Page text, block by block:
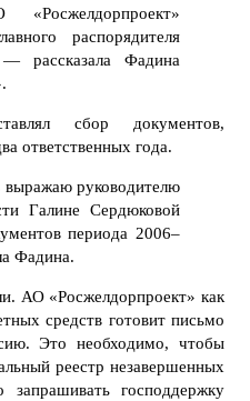
распорядителя
рассказала Фадина
сбор документов,
ответственных года.
выражаю руководителю
Галине Сердюковой
периода 2006–
Фадина.
АО «Росжелдорпроект» как
средств готовит письмо
Это необходимо, чтобы
реестр незавершенных
господдержку